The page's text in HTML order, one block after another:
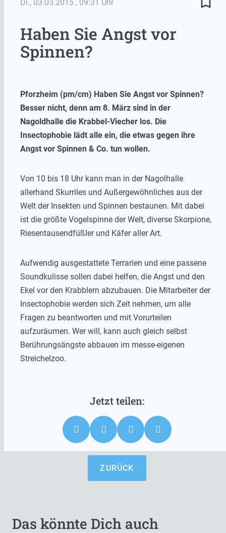
Di., 03.03.2015 , 09:31 Uhr
Haben Sie Angst vor
Spinnen?
Pforzheim (pm/cm) Haben Sie Angst vor Spinnen?
Besser nicht, denn am 8. März sind in der
Nagoldhalle die Krabbel-Viecher los. Die
Insectophobie lädt alle ein, die etwas gegen ihre
Angst vor Spinnen & Co. tun wollen.
Von 10 bis 18 Uhr kann man in der Nagolhalle
allerhand Skurriles und Außergewöhnliches aus der
Welt der Insekten und Spinnen bestaunen. Mit dabei
ist die größte Vogelspinne der Welt, diverse Skorpione,
Riesentausendfüßler und Käfer aller Art.
Aufwendig ausgestattete Terrarien und eine passene
Soundkulisse sollen dabei helfen, die Angst und den
Ekel vor den Krabblern abzubauen. Die Mitarbeiter der
Insectophobie werden sich Zeit nehmen, um alle
Fragen zu beantworten und mit Vorurteilen
aufzuräumen. Wer will, kann auch gleich selbst
Berührungsängste abbauen im messe-eigenen
Streichelzoo.
ZURÜCK
Das könnte Dich auch